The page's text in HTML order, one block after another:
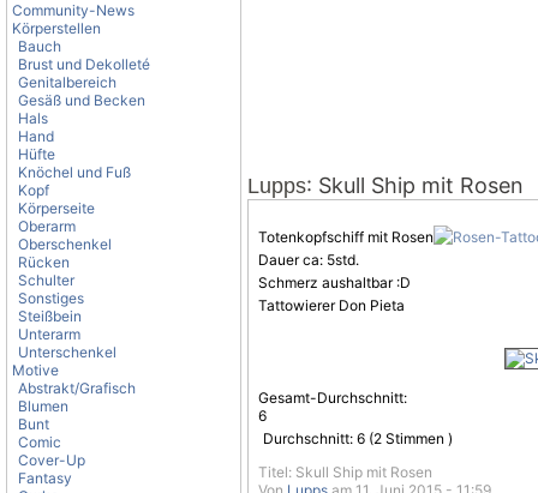
Community-News
Körperstellen
Bauch
Brust und Dekolleté
Genitalbereich
Gesäß und Becken
Hals
Hand
Hüfte
Knöchel und Fuß
Kopf
Körperseite
Oberarm
Oberschenkel
Rücken
Schulter
Sonstiges
Steißbein
Unterarm
Unterschenkel
Motive
Abstrakt/Grafisch
Blumen
Bunt
Comic
Cover-Up
Fantasy
Lupps: Skull Ship mit Rosen
Totenkopfschiff mit Rosen
Dauer ca: 5std.
Schmerz aushaltbar :D
Tattowierer Don Pieta
Gesamt-Durchschnitt:
6
Durchschnitt: 6 (2 Stimmen )
Titel: Skull Ship mit Rosen